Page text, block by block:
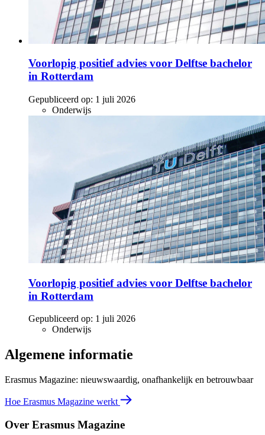
Voorlopig positief advies voor Delftse bachelor
in Rotterdam
Gepubliceerd op: 1 juli 2026
Onderwijs
Voorlopig positief advies voor Delftse bachelor
in Rotterdam
Gepubliceerd op: 1 juli 2026
Onderwijs
Algemene informatie
Erasmus Magazine: nieuwswaardig, onafhankelijk en betrouwbaar
Hoe Erasmus Magazine werkt
Over Erasmus Magazine